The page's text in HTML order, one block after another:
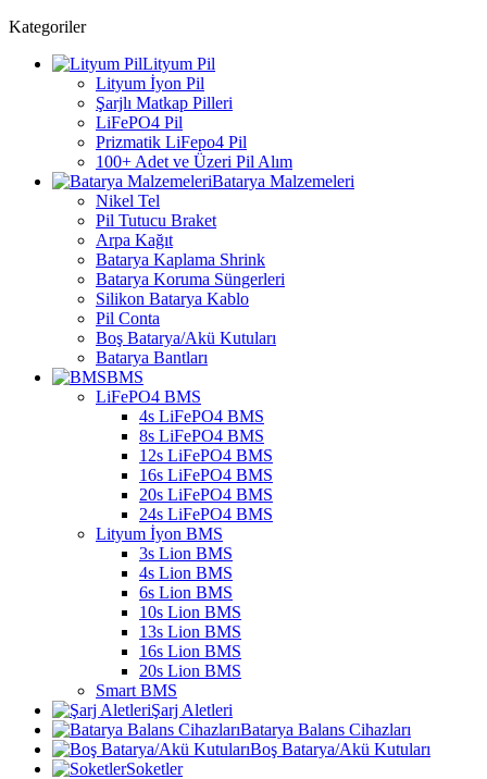
Kategoriler
Lityum Pil
Lityum İyon Pil
Şarjlı Matkap Pilleri
LiFePO4 Pil
Prizmatik LiFepo4 Pil
100+ Adet ve Üzeri Pil Alım
Batarya Malzemeleri
Nikel Tel
Pil Tutucu Braket
Arpa Kağıt
Batarya Kaplama Shrink
Batarya Koruma Süngerleri
Silikon Batarya Kablo
Pil Conta
Boş Batarya/Akü Kutuları
Batarya Bantları
BMS
LiFePO4 BMS
4s LiFePO4 BMS
8s LiFePO4 BMS
12s LiFePO4 BMS
16s LiFePO4 BMS
20s LiFePO4 BMS
24s LiFePO4 BMS
Lityum İyon BMS
3s Lion BMS
4s Lion BMS
6s Lion BMS
10s Lion BMS
13s Lion BMS
16s Lion BMS
20s Lion BMS
Smart BMS
Şarj Aletleri
Batarya Balans Cihazları
Boş Batarya/Akü Kutuları
Soketler